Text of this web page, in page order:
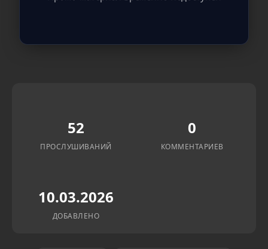
52
ПРОСЛУШИВАНИЙ
0
КОММЕНТАРИЕВ
10.03.2026
ДОБАВЛЕНО